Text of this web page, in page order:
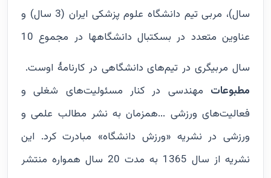
سال)، مربی تیم دانشگاه علوم پزشکی ایران (3 سال) و
عناوین متعدد در بسکتبال دانشگاهها در مجموع 10
سال مربیگری در تیم‌های دانشگاهی در کارنامۀ اوست.
مطبوعات مهندسی در کنار مسئولیت‌های شغلی و
فعالیت‌های ورزشی ...همزمان به نشر مطالب علمی و
ورزشی در نشریه «ورزش دانشگاه» مبادرت کرد. این
نشریه از سال 1365 به مدت 20 سال همواره منتشر